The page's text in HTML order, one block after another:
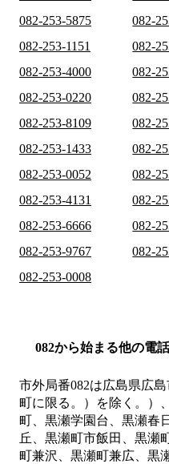
082-253-5875
082-
082-253-1151
082-
082-253-4000
082-
082-253-0220
082-
082-253-8109
082-
082-253-1433
082-
082-253-0052
082-
082-253-4131
082-
082-253-6666
082-
082-253-9767
082-
082-253-0008
082から始まる他の電
市外局番082は広島県広
町に限る。）を除く。）
町、黒瀬学園台、黒瀬春
丘、黒瀬町市飯田、黒瀬
町兼沢、黒瀬町兼広、黒